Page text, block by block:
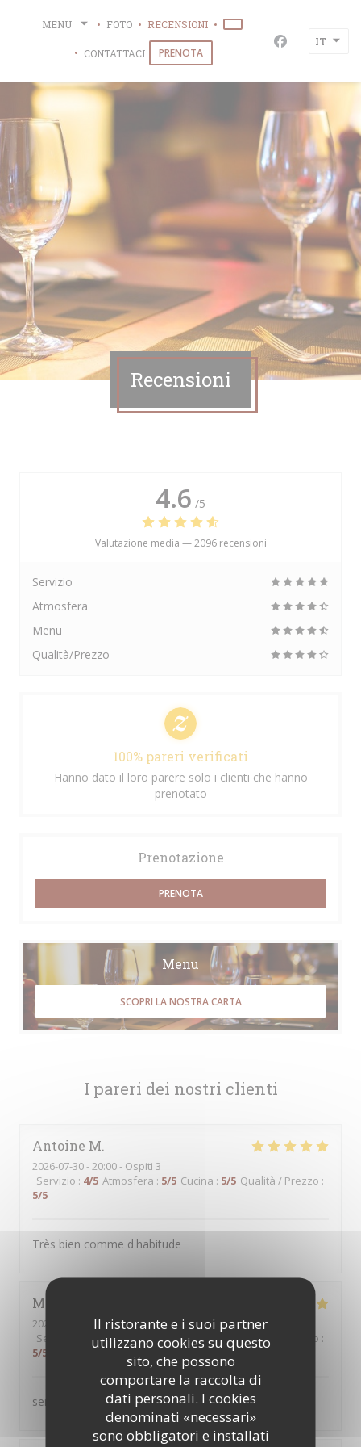
Il ristorante e i suoi partner
utilizzano cookies su questo
sito, che possono
comportare la raccolta di
dati personali. I cookies
denominati «necessari»
sono obbligatori e installati
MENU FOTO RECENSIONI
((APRE UNA NUOVA
CONTATTACI
PRENOTA Facebook
IT
Recensioni
I pareri dei nostri clienti
Antoine M
2026-07-30- 20:00 - Ospiti 3
Servizio : 4/5 Atmosfera : 5/5 Cucina : 5/5 Qualità / Prezzo :
5/5
Très bien comme d'habitude
Martine
2026-07-30
- 12:30 - Ospiti 2
Servizio
/5 Atmosfera :5/5 Cucina: 5 /5 Qualità / Prezzo :
5/5
service au top produits servis de qualité
4.6 /5
Valutazione media —2096 recensioni
Servizio
Atmosfera
Menu
Qualità/Prezzo
100% pareri verificati
Hanno dato il loro parere solo i clienti che hanno
prenotato
Prenotazione
PRENOTA
Menu
SCOPRI LA NOSTRA CARTA